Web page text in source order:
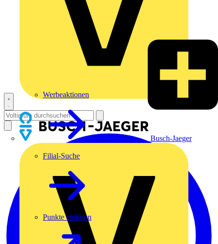
Busch-Jaeger
Werbeaktionen
Filial-Suche
Punkte einlösen